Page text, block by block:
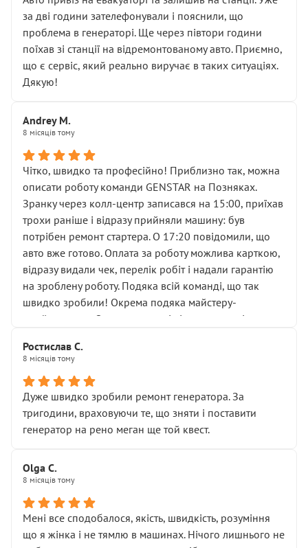
чіткого пояснення
( ну все зняли та доробили) дякую!
Окремий момент, який виглядає абсурдно:
мені заявили, що бачок гальмівної рідини потрібно
міняти разом із головним гальмівним циліндром у
Для людини, яка хоча б трохи розуміється на техніці,
це звучить як мінімум непрофесійно, а як максимум —
спроба продати дорогий вузол замість елементарних
ущільнювачів.
Що прикро — це не перший мій візит. Раніше міняв у
вас стартер, і тоді сервіс наче справив хороше
враження. Але згодом знайшов декілька гайок під
лобовим склом. Мені пояснили, що це “старі гайки, які
відкручували”, і попросили не хвилюватися. ( надіюсь
новий власник, не застяг в полі))
Але після нинішнього візиту такі дрібниці вже не
здаються дрібницями.
Я — клієнт, який працює на довірі, і саме її цей сервіс
Хотілося б більше:
• належної уваги до авто
• прозорості в роботах і рахунках
• реальної діагностики, а не формального
“подивились і поїхав”
На жаль, складається враження, що сервіс працює не
Стосовно комунікації - все добре
за дві години зателефонували і пояснили, що
проблема в генераторі. Ще через півтори години
поїхав зі станції на відремонтованому авто. Приємно,
що є сервіс, який реально виручає в таких ситуаціях.
Дякую!
Andrey M.
8 місяців тому
Чітко, швидко та професійно! Приблизно так, можна
описати роботу команди GENSTAR на Позняках.
Зранку через колл-центр записався на 15:00, приїхав
трохи раніше і відразу прийняли машину: був
потрібен ремонт стартера. О 17:20 повідомили, що
авто вже готово. Оплата за роботу можлива карткою,
відразу видали чек, перелік робіт і надали гарантію
на зроблену роботу. Подяка всій команді, що так
швидко зробили! Окрема подяка майстеру-
приймальнику Олександру: всі чітко та по суті.
звертатися до цього автосервісу.
Ростислав С.
8 місяців тому
Дуже швидко зробили ремонт генератора. За
тригодини, враховуючи те, що зняти і поставити
генератор на рено меган ще той квест.
Olga С.
8 місяців тому
Мені все сподобалося, якість, швидкість, розуміння
що я жінка і не тямлю в машинах. Нічого лишнього не